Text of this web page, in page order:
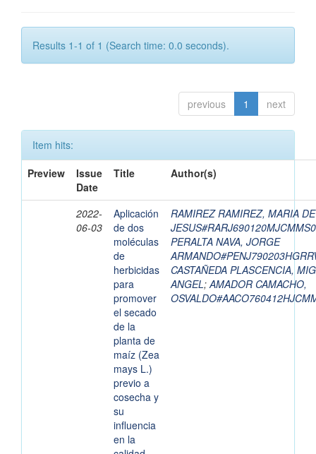
Results 1-1 of 1 (Search time: 0.0 seconds).
previous 1 next
Item hits:
Preview
Issue
Date
Title Author(s)
2022-
06-03
Aplicación
de dos
moléculas
de
herbicidas
para
promover
el secado
de la
planta de
maíz (Zea
mays L.)
previo a
cosecha y
su
influencia
en la
RAMIREZ RAMIREZ, MARIA DE
PERALTA NAVA, JORGE
CASTAÑEDA PLASCENCIA,
ANGEL;AMADOR CAMACHO,